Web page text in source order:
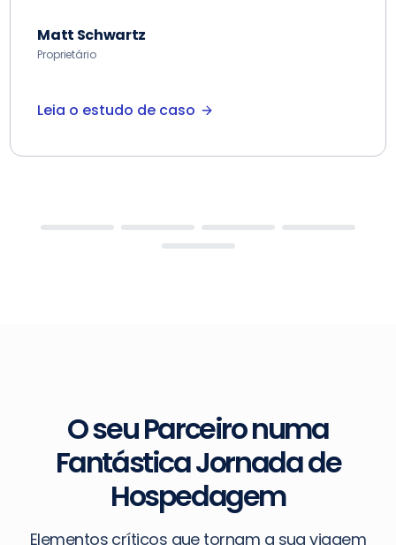
Matt Swanson
Proprietário
Leia o estudo de caso
O seu Parceiro numa
Fantástica Jornada de
Hospedagem
Elementos críticos que tornam a sua viagem